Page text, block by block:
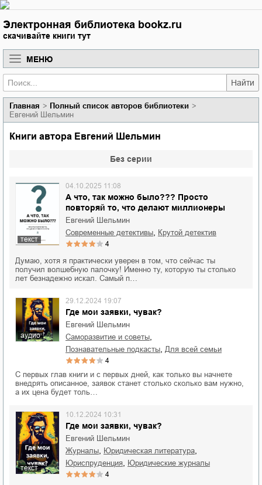
Электронная библиотека bookz.ru
скачивайте книги тут
МЕНЮ
Найти
Главная
Полный список авторов библиотеки
Евгений Шельмин
Книги автора Евгений Шельмин
Без серии
текст
А что, так можно было??? Просто
повторяй то, что делают миллионеры
04.10.2025 11:08
Евгений Шельмин
современные детективы
крутой детектив
4
Думаю, хотя я практически уверен в том, что сейчас ты
получил волшебную палочку! Именно ту, которую ты столько
лет безнадежно искал. Самый п…
аудио
Где мои заявки, чувак?
29.12.2024 19:07
Евгений Шельмин
саморазвитие и советы
познавательные подкасты для всей семьи
4
С первых глав книги и с первых дней, как только вы начнете
внедрять описанное, заявок станет столько сколько вам нужно,
а их цена будет толь…
текст
Где мои заявки, чувак?
10.12.2024 10:31
Евгений Шельмин
журналы
юридическая литература
юриспруденция юридические журналы
4